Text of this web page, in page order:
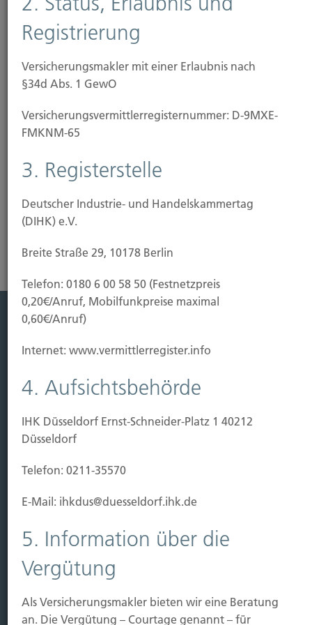
erbringen wir also unabhängig von Banken und
Versicherungen als Ihr Bundesgenosse.
Wir schaffen für Sie Transparenz, schlagen Schneisen in
den Tarifdschungel und klären die Wirklichkeit hinter
suchen wir nach optimalen Lösungen für Ihre
individuelle Situation. Von einem abhängigen Vertreter,
gebunden ist, können Sie das nicht erwarten.
Vorsorgen
Sichern
Immobilien Vers.
Baubeginn
Einzug/Vermietung
Kontakt
Hubert Brück KG
| Inhaber: Dipl. Ökonom Johannes
Brück | Kapellstraße 2 | 40479 Düsseldorf
Telefon:0211-490066 | Fax:0211-4911125 | E-Mail:
Registrierung
Versicherungsmakler mit einer Erlaubnis nach
§34d Abs. 1 GewO
Versicherungs­vermittler­registernummer: D-9MXE-
FMKNM-65
3. Registerstelle
Deutscher Industrie- und Handelskammertag
(DIHK) e.V.
Breite Straße 29, 10178 Berlin
Telefon: 0180 6 00 58 50 (Festnetzpreis
0,20€/Anruf, Mobilfunkpreise maximal
0,60€/Anruf)
Internet: www.vermittlerregister.info
4. Aufsichtsbehörde
IHK Düsseldorf Ernst-Schneider-Platz 1 40212
Düsseldorf
Telefon: 0211-35570
E-Mail: ihkdus@duesseldorf.ihk.de
5. Information über die
Vergütung
Als Versicherungsmakler bieten wir eine Beratung
an. Die Vergütung – Courtage genannt – für